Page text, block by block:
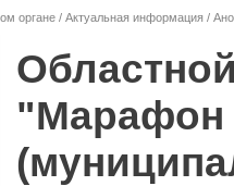
органе / Актуальная информация /
"Марафон